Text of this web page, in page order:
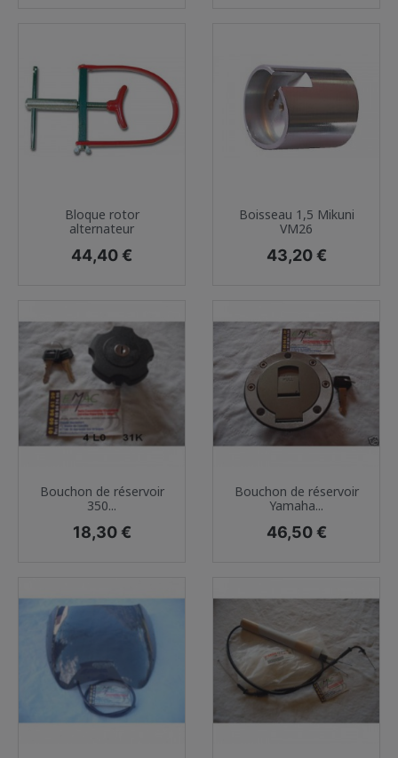
Bloque rotor
alternateur
Prix
44,40 €
Boisseau 1,5 Mikuni
VM26
Prix
43,20 €
Bouchon de réservoir
350...
Prix
18,30 €
Bouchon de réservoir
Yamaha...
Prix
46,50 €